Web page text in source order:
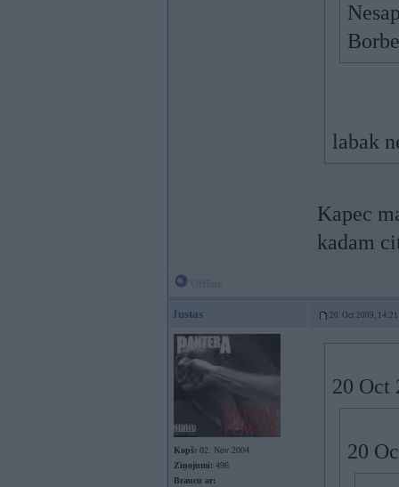
labak
Kapec
kadam
Justas 20. Oct 2009, 14:21
Kopš: 02. Nov 2004
Ziņojumi: 496
Braucu ar:
20 Oct
20